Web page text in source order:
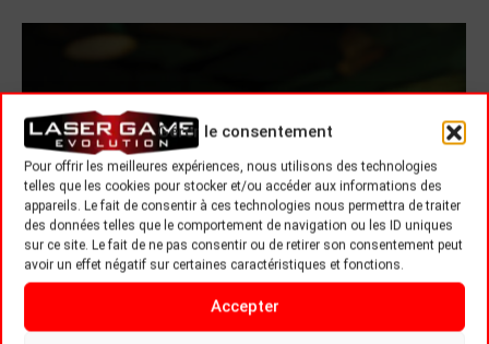
Gérer le consentement
Pour offrir les meilleures expériences, nous utilisons des technologies
telles que les cookies pour stocker et/ou accéder aux informations des
appareils. Le fait de consentir à ces technologies nous permettra de traiter
des données telles que le comportement de navigation ou les ID uniques
sur ce site. Le fait de ne pas consentir ou de retirer son consentement peut
avoir un effet négatif sur certaines caractéristiques et fonctions.
Accepter